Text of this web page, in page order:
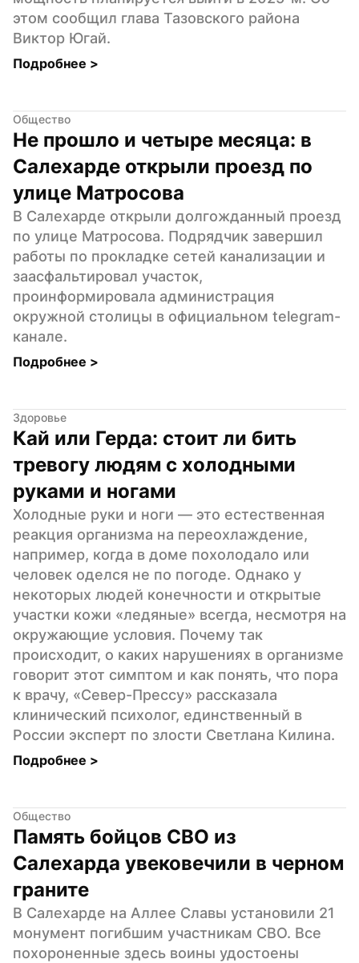
этом сообщил глава Тазовского района
Виктор Югай.
Подробнее >
Общество
Не прошло и четыре месяца: в
Салехарде открыли проезд по
улице Матросова
В Салехарде открыли долгожданный проезд
по улице Матросова. Подрядчик завершил
работы по прокладке сетей канализации и
заасфальтировал участок,
проинформировала администрация
окружной столицы в официальном telegram-
канале.
Подробнее >
Здоровье
Кай или Герда: стоит ли бить
тревогу людям с холодными
руками и ногами
Холодные руки и ноги — это естественная
реакция организма на переохлаждение,
например, когда в доме похолодало или
человек оделся не по погоде. Однако у
некоторых людей конечности и открытые
участки кожи «ледяные» всегда, несмотря на
окружающие условия. Почему так
происходит, о каких нарушениях в организме
говорит этот симптом и как понять, что пора
к врачу, «Север-Прессу» рассказала
клинический психолог, единственный в
России эксперт по злости Светлана Килина.
Подробнее >
Общество
Память бойцов СВО из
Салехарда увековечили в черном
граните
В Салехарде на Аллее Славы установили 21
монумент погибшим участникам СВО. Все
похороненные здесь воины удостоены